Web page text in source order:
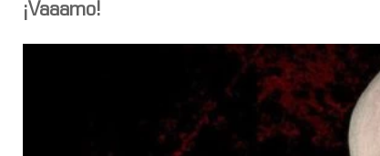
¡Vaaamo!